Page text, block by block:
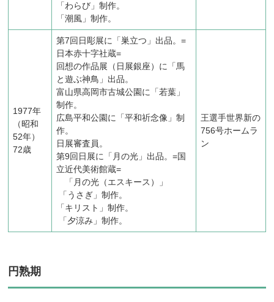
「わらび」制作。
「潮風」制作。
1977年
（昭和
52年）
72歳
第7回日彫展に「巣立つ」出品。=
日本赤十字社蔵=
回想の作品展（日展銀座）に「馬
と遊ぶ神鳥」出品。
富山県高岡市古城公園に「若葉」
制作。
広島平和公園に「平和祈念像」制
作。
日展審査員。
第9回日展に「月の光」出品。=国
立近代美術館蔵=
「月の光（エスキース）」
「うさぎ」制作。
「キリスト」制作。
「夕涼み」制作。
王選手世界新の
756号ホームラ
ン
円熟期